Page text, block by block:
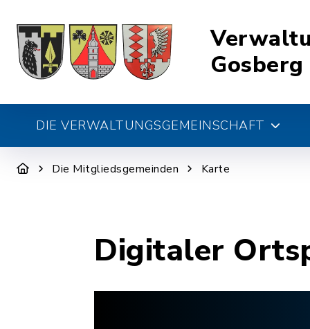
Gosberg
DIE VERWALTUNGSGEMEINSCHAFT
Die Mitgliedsgemeinden Karte
Digitaler